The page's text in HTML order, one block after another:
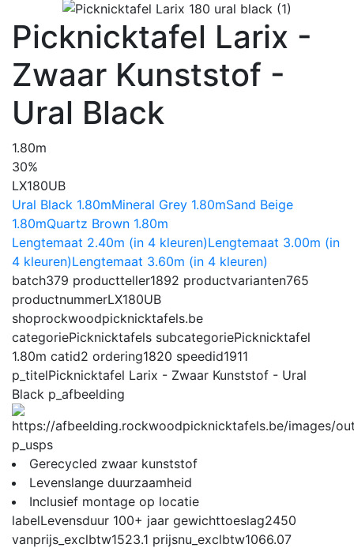
Picknicktafel Larix -
Zwaar Kunststof -
Ural Black
1.80m
30%
LX180UB
Ural Black 1.80mMineral Grey 1.80mSand Beige
1.80mQuartz Brown 1.80m
Lengtemaat 2.40m (in 4 kleuren)Lengtemaat 3.00m (in
4 kleuren)Lengtemaat 3.60m (in 4 kleuren)
batch379 productteller1892 productvarianten765
productnummerLX180UB
shoprockwoodpicknicktafels.be
categoriePicknicktafels subcategoriePicknicktafel
1.80m catid2 ordering1820 speedid1911
p_titelPicknicktafel Larix - Zwaar Kunststof - Ural
Black p_afbeelding
p_usps
Gerecycled zwaar kunststof
Levenslange duurzaamheid
Inclusief montage op locatie
labelLevensduur 100+ jaar gewichttoeslag2450
vanprijs_exclbtw1523.1 prijsnu_exclbtw1066.07